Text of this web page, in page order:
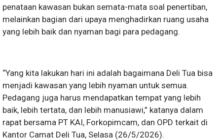
penataan kawasan bukan semata-mata soal penertiban,
melainkan bagian dari upaya menghadirkan ruang usaha
yang lebih baik dan nyaman bagi para pedagang.
“Yang kita lakukan hari ini adalah bagaimana Deli Tua bisa
menjadi kawasan yang lebih nyaman untuk semua.
Pedagang juga harus mendapatkan tempat yang lebih
baik, lebih tertata, dan lebih manusiawi,” katanya dalam
rapat bersama PT KAI, Forkopimcam, dan OPD terkait di
Kantor Camat Deli Tua, Selasa (26/5/2026).